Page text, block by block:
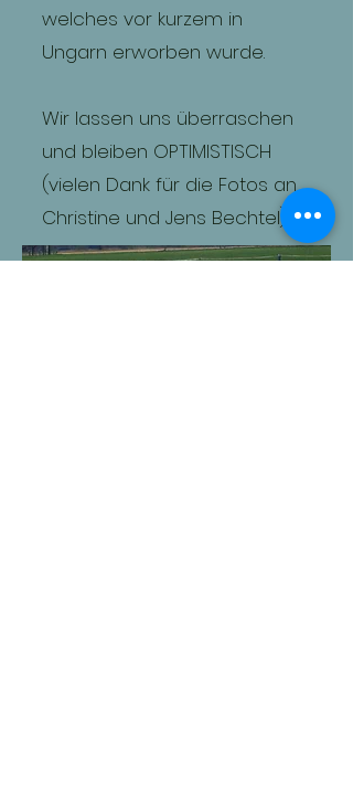
welches vor kurzem in
Ungarn erworben wurde.
Wir lassen uns überraschen
und bleiben OPTIMISTISCH
(vielen Dank für die Fotos an
Christine und Jens Bechtel).